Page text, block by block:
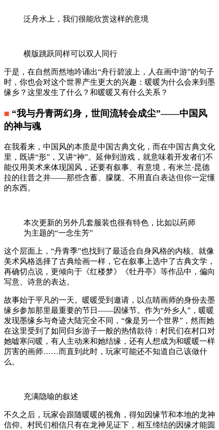
泛舟水上，我们很能欣赏这样的意境
横版跳跃同样可以双人同行
于是，在自然而然地吟诵出“舟行碧波上，人在画中游”的句子
时，你也会对这个世界产生更大的兴趣：暖暖为什么会来到墨
缘乡？这里发生了什么？和暖暖又有什么关系？
■ “我与丹青两幻身，世间流转会成尘”——中国风
的神与魂
在我看来，中国风的本质是中国古典文化，而在中国古典文化
里，既讲“形”，又讲“神”。延伸到游戏，就意味着开发者们不
能仅用美术来体现国风，还要有叙事、有意境，有米兰·昆德
拉的往昔之井——那些含蓄、朦胧、不用直白表达但你一定懂
的东西。
本次更新的另外几套服装也很有特色，比如以药师
为主题的“一念生芳”
这个层面上，“丹青季”也找到了最适合自身风格的内核。就像
美术风格选择了古典绘画一样，它在叙事上选中了古典文学，
再确切点说，更倾向于《红楼梦》《牡丹亭》等作品中，偏向
写意、诗意的表达。
故事始于平凡的一天。暖暖受到邀请，以点睛画师的身份去墨
缘乡参加那里最重要的节日——因缘节。作为“外乡人”，暖暖
发现墨缘乡与奇迹大陆完全不同，“像是另一个世界”，然而她
在这里受到了如同归乡游子一般的热情款待：村民们在村口对
她嘘寒问暖，有人主动来和她结缘，还有人想成为和暖暖一样
厉害的画师……而直到此时，玩家可能还不知道自己该做什
么。
充满隐喻的叙述
不久之后，玩家会跟随暖暖的视角，得知因缘节和本地的龙神
信仰。村民们相信只有在龙神见证下，相互缔结的因缘才能圆